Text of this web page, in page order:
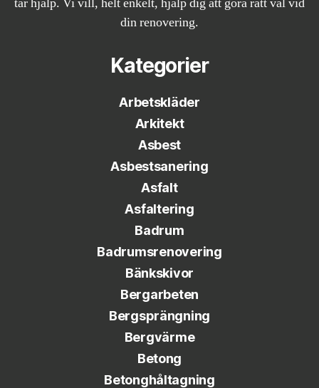
din renovering.
Kategorier
Arbetskläder
Arkitekt
Asbest
Asbestsanering
Asfalt
Asfaltering
Badrum
Badrumsrenovering
Bänkskivor
Bergarbeten
Bergsprängning
Bergvärme
Betong
Betonghåltagning